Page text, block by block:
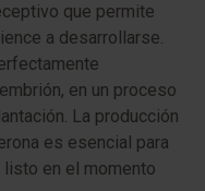
que permite
a desarrollarse.
en un proceso
La producción
es esencial para
en el momento